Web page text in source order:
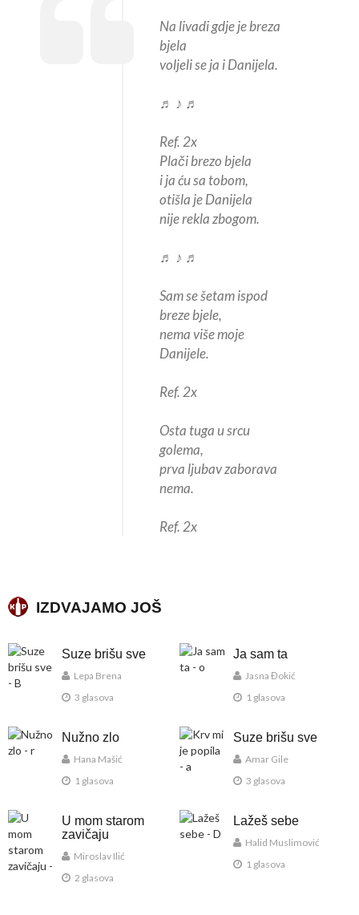
Na livadi gdje je breza
bjela
voljeli se ja i Danijela.
♬ ♪ ♬
Ref. 2x
Plači brezo bjela
i ja ću sa tobom,
otišla je Danijela
nije rekla zbogom.
♬ ♪ ♬
Sam se šetam ispod
breze bjele,
nema više moje
Danijele.
Ref. 2x
Osta tuga u srcu
golema,
prva ljubav zaborava
nema.
Ref. 2x
IZDVAJAMO JOŠ
Suze brišu sve
Lepa Brena
3 glasova
Ja sam ta
Jasna Đokić
1 glasova
Nužno zlo
Hana Mašić
1 glasova
Suze brišu sve
Amar Gile
3 glasova
U mom starom
zavičaju
Miroslav Ilić
2 glasova
Lažeš sebe
Halid Muslimović
1 glasova